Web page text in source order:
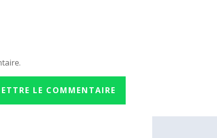
LE COMMENTAIRE